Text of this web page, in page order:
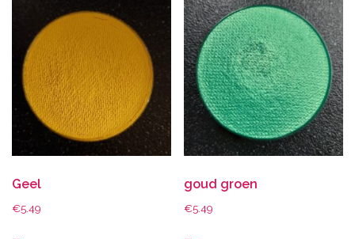
Geel
€5.49
goud groen
€5.49